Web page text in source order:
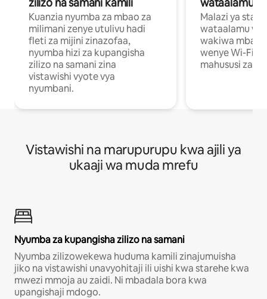
Kuanzia nyumba za mbao za
milimani zenye utulivu hadi
fleti za mijini zinazofaa,
nyumba hizi za kupangisha
zilizo na samani zina
vistawishi vyote vya
nyumbani.
Malazi ya
wataalamu
wakiwa mbali
wenye Wi-Fi
mahususi za
Vistawishi na marupurupu kwa ajili ya
ukaaji wa muda mrefu
Nyumba za kupangisha zilizo na samani
Nyumba zilizowekewa huduma kamili zinajumuisha
jiko na vistawishi unavyohitaji ili uishi kwa starehe kwa
mwezi mmoja au zaidi. Ni mbadala bora kwa
upangishaji mdogo.